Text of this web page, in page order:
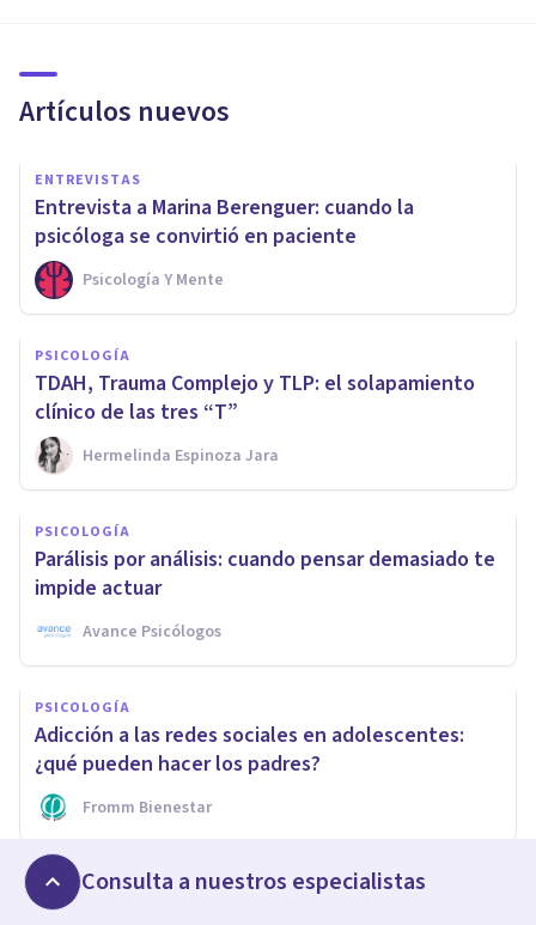
Artículos nuevos
ENTREVISTAS
Entrevista a Marina Berenguer: cuando la
psicóloga se convirtió en paciente
Psicología Y Mente
PSICOLOGÍA
TDAH, Trauma Complejo y TLP: el solapamiento
clínico de las tres “T”
Hermelinda Espinoza Jara
PSICOLOGÍA
Parálisis por análisis: cuando pensar demasiado te
impide actuar
Avance Psicólogos
PSICOLOGÍA
Adicción a las redes sociales en adolescentes:
¿qué pueden hacer los padres?
Fromm Bienestar
Consulta a nuestros especialistas